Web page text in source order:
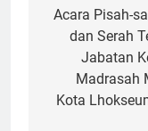
pos
Acara Pisah-
dan Serah
Jabatan
Madrasah
Kota